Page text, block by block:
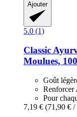
Ajouter
5.0 (1)
Classic
Moulues,
Goût
Renforcer
Pour
7,19 € (71,90 € /